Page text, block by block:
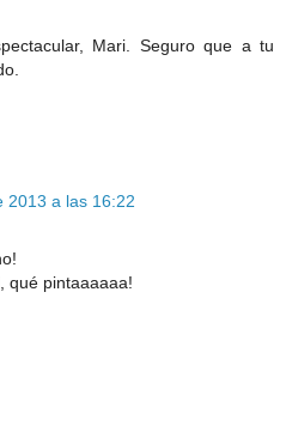
Mari. Seguro que a tu
2013 a las 16:22
qué pintaaaaaa!